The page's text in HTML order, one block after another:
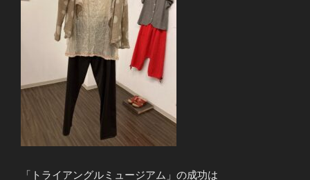
「トライアングルミュージアム」の成功は